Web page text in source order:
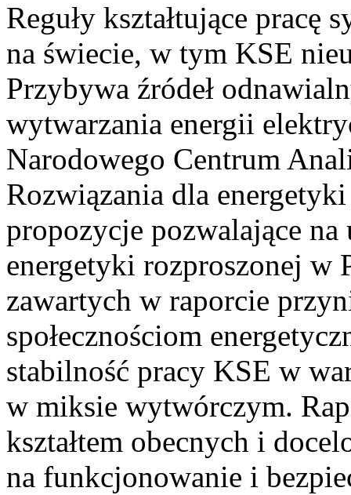
Reguły kształtujące pracę
na świecie, w tym KSE
Przybywa źródeł
wytwarzania energii
Narodowego Centrum
Rozwiązania dla
propozycje pozwalające
energetyki rozproszonej w
zawartych w raporcie
społecznościom
stabilność pracy KSE w
w miksie wytwórczym.
kształtem obecnych i
na funkcjonowanie i